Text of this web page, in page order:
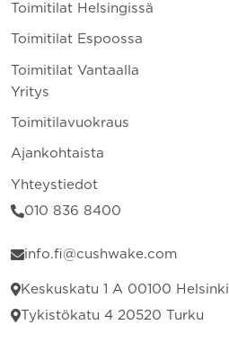
Toimitilat Helsingissä
Toimitilat Espoossa
Toimitilat Vantaalla
Yritys
Toimitilavuokraus
Ajankohtaista
Yhteystiedot
010 836 8400
info.fi@cushwake.com
Keskuskatu 1 A 00100 Helsinki
Tykistökatu 4 20520 Turku